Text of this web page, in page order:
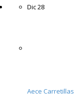
Dic28
Aece Carretillas